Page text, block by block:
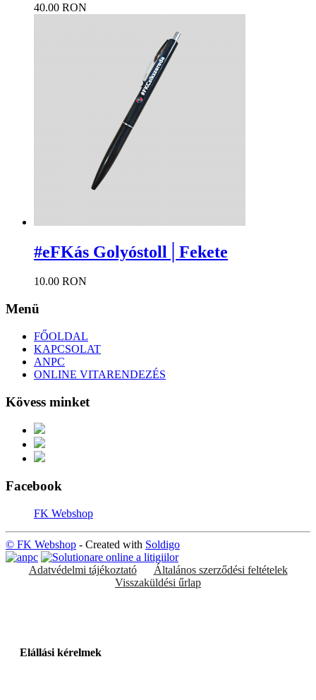
40.00 RON
#eFKás Golyóstoll│Fekete
10.00 RON
Menü
FŐOLDAL
KAPCSOLAT
ANPC
ONLINE VITARENDEZÉS
Kövess minket
Facebook
FK Webshop
© FK Webshop - Created with Soldigo
Adatvédelmi tájékoztató
Általános szerződési feltételek
Visszaküldési űrlap
Elállási kérelmek